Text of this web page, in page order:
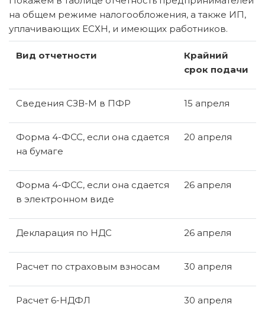
на общем ре­жи­ме на­ло­го­об­ло­же­ния, а также ИП,
упла­чи­ва­ю­щих ЕСХН, и име­ю­щих ра­бот­ни­ков.
Вид от­чет­но­сти
Край­ний
срок по­да­чи
Све­де­ния СЗВ-М в ПФР 15 ап­ре­ля
Форма 4-ФСС, если она сда­ет­ся
на бу­ма­ге
20 ап­ре­ля
Форма 4-ФСС, если она сда­ет­ся
в элек­трон­ном виде
26 ап­ре­ля
Де­кла­ра­ция по НДС 26 ап­ре­ля
Рас­чет по стра­хо­вым взносам 30 ап­ре­ля
Рас­чет 6-НД­ФЛ 30 ап­ре­ля